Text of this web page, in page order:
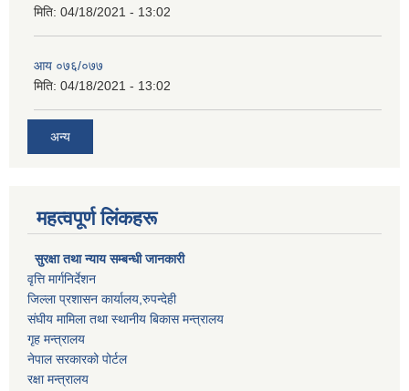
मिति: 04/18/2021 - 13:02
आय ०७६/०७७
मिति: 04/18/2021 - 13:02
अन्य
महत्वपूर्ण लिंकहरू
सुरक्षा तथा न्याय सम्बन्धी जानकारी
वृत्ति मार्गनिर्देशन
जिल्ला प्रशासन कार्यालय,रुपन्देही
संघीय मामिला तथा स्थानीय बिकास मन्त्रालय
गृह मन्त्रालय
नेपाल सरकारको पोर्टल
रक्षा मन्त्रालय